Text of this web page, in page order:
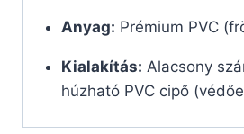
Anyag: Prémium PVC
Kialakítás: Alacsony
húzható PVC cipő